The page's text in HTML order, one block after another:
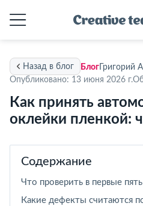
Назад в блог Блог Григорий
Опубликовано: 13 июня 2026 г.
Как принять
оклейки пленкой:
Содержание
Что проверить в первые
Какие дефекты считаются